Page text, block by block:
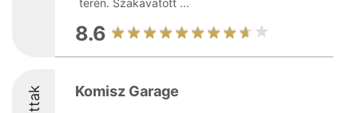
terén. Szakavatott ...
8.6
Komisz Garage